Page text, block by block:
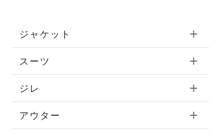
ジャケット
スーツ
ジレ
アウター